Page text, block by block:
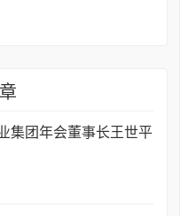
集团年会董事长王世平